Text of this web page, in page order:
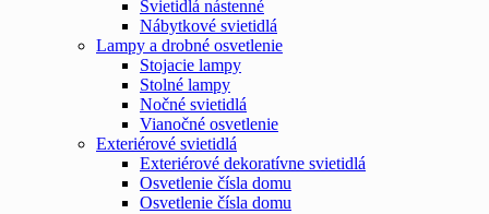
Svietidlá nástenné
Nábytkové svietidlá
Lampy a drobné osvetlenie
Stojacie lampy
Stolné lampy
Nočné svietidlá
Vianočné osvetlenie
Exteriérové svietidlá
Exteriérové dekoratívne svietidlá
Osvetlenie čísla domu
Osvetlenie čísla domu